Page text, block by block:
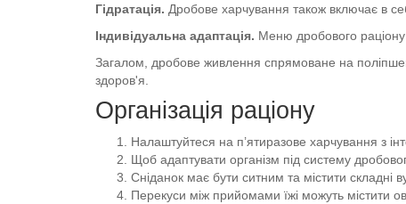
Гідратація. Дробове харчування також включає в
Індивідуальна адаптація. Меню дробового раціону
Загалом, дробове живлення спрямоване на
здоров'я.
Організація раціону
Налаштуйтеся на п’ятиразове харчування з
Щоб адаптувати організм під систему
Сніданок має бути ситним та містити складні
Перекуси між прийомами їжі можуть містити